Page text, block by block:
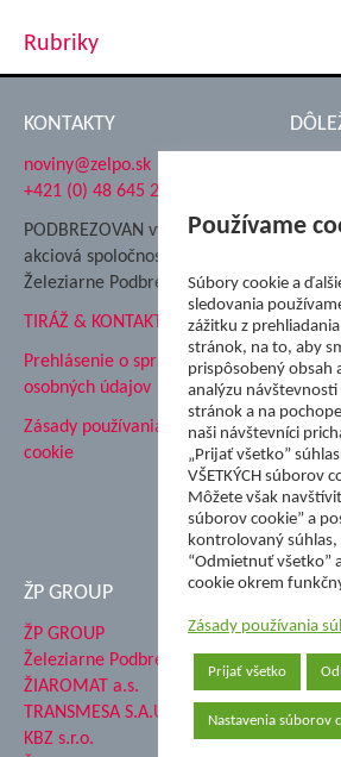
Rubriky
KONTAKTY
noviny@zelpo.sk
+421 (0) 48 645 2711
PODBREZOVAN vydáva
akciová spoločnosť
Železiarne Podbrezová
TIRÁŽ & KONTAKT
Prehlásenie o spracovaní
osobných údajov
Zásady používania súborov
cookie
ŽP
ŠK
Tále
ŽP GROUP
ŽP GROUP
Železiarne Podbrezová a.s.
ŽIAROMAT a.s.
TRANSMESA S.A.U.
KBZ s.r.o.
Používame
Súbory cookie a
sledovania
zážitku z
stránok, na to, aby
prispôsobený obsah
analýzu
stránok a na
naši návštevníci
„Prijať všetko”
VŠETKÝCH súborov
Môžete však
súborov cookie” a
kontrolovaný
“Odmietnuť všetko”
cookie okrem
Zásady používania
Prijať všetko
Nastavenia súborov